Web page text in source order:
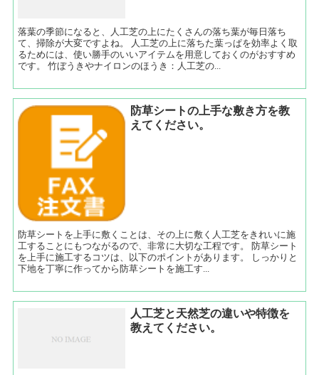
落葉の季節になると、人工芝の上にたくさんの落ち葉が毎日落ち
て、掃除が大変ですよね。 人工芝の上に落ちた葉っぱを効率よく取
るためには、使い勝手のいいアイテムを用意しておくのがおすすめ
です。 竹ぼうきやナイロンのほうき：人工芝の...
防草シートの上手な敷き方を教
えてください。
防草シートを上手に敷くことは、その上に敷く人工芝をきれいに施
工することにもつながるので、非常に大切な工程です。 防草シート
を上手に施工するコツは、以下のポイントがあります。 しっかりと
下地を丁寧に作ってから防草シートを施工す...
人工芝と天然芝の違いや特徴を
教えてください。